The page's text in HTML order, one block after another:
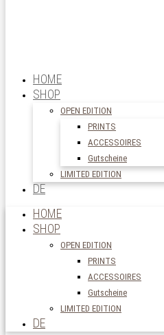
HOME
SHOP
OPEN EDITION
PRINTS
ACCESSOIRES
Gutscheine
LIMITED EDITION
DE
HOME
SHOP
OPEN EDITION
PRINTS
ACCESSOIRES
Gutscheine
LIMITED EDITION
DE